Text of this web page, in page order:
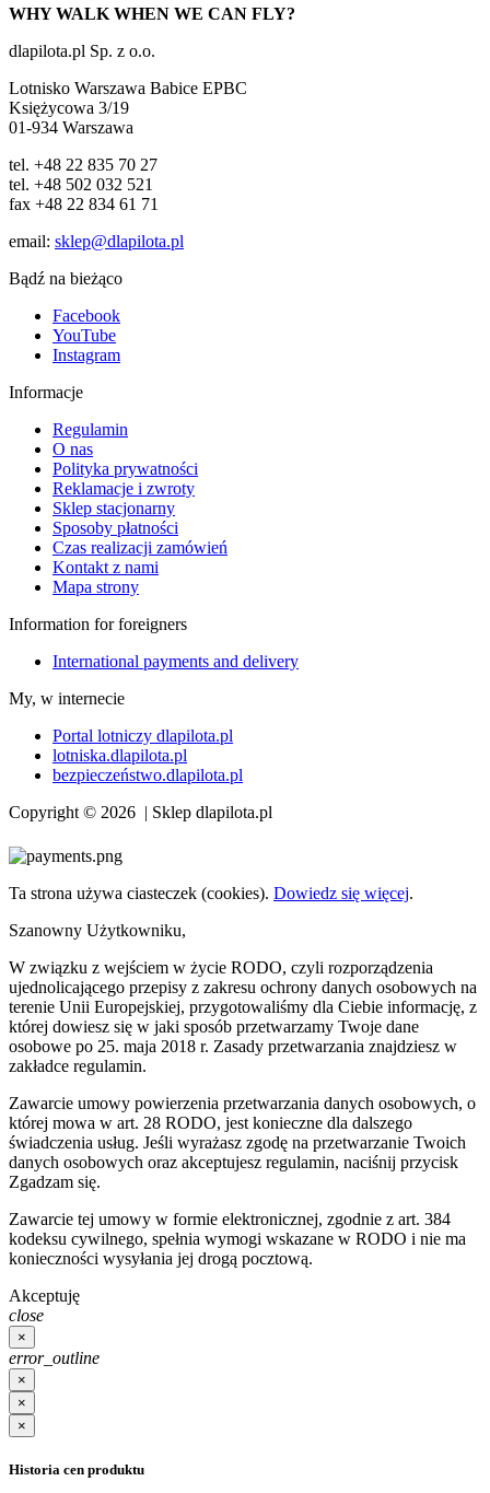
WHY WALK WHEN WE CAN FLY?
dlapilota.pl Sp. z o.o.
Lotnisko Warszawa Babice EPBC
Księżycowa 3/19
01-934 Warszawa
tel. +48 22 835 70 27
tel. +48 502 032 521
fax +48 22 834 61 71
email: sklep@dlapilota.pl
Bądź na bieżąco
Facebook
YouTube
Instagram
Informacje
Regulamin
O nas
Polityka prywatności
Reklamacje i zwroty
Sklep stacjonarny
Sposoby płatności
Czas realizacji zamówień
Kontakt z nami
Mapa strony
Information for foreigners
International payments and delivery
My, w internecie
Portal lotniczy dlapilota.pl
lotniska.dlapilota.pl
bezpieczeństwo.dlapilota.pl
Copyright © 2026 | Sklep dlapilota.pl
Ta strona używa ciasteczek (cookies). Dowiedz się więcej.
Szanowny Użytkowniku,
W związku z wejściem w życie RODO, czyli rozporządzenia
ujednolicającego przepisy z zakresu ochrony danych osobowych na
terenie Unii Europejskiej, przygotowaliśmy dla Ciebie informację, z
której dowiesz się w jaki sposób przetwarzamy Twoje dane
osobowe po 25. maja 2018 r. Zasady przetwarzania znajdziesz w
zakładce regulamin.
Zawarcie umowy powierzenia przetwarzania danych osobowych, o
której mowa w art. 28 RODO, jest konieczne dla dalszego
świadczenia usług. Jeśli wyrażasz zgodę na przetwarzanie Twoich
danych osobowych oraz akceptujesz regulamin, naciśnij przycisk
Zgadzam się.
Zawarcie tej umowy w formie elektronicznej, zgodnie z art. 384
kodeksu cywilnego, spełnia wymogi wskazane w RODO i nie ma
konieczności wysyłania jej drogą pocztową.
Akceptuję
close
×
error_outline
×
×
×
Historia cen produktu